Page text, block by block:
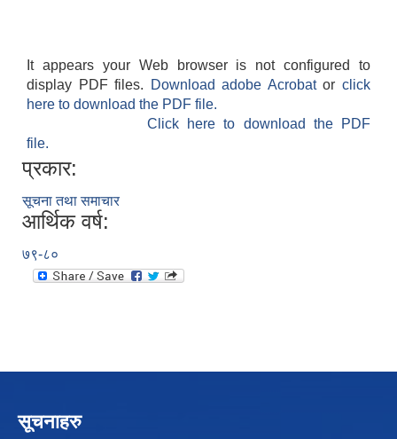
It appears your Web browser is not configured to
display PDF files.
Download adobe Acrobatorclick
here to download the PDF file.
Click here to download the PDF
file.
प्रकार:
सूचना तथा समाचार
आर्थिक वर्ष:
७९-८०
सूचनाहरु